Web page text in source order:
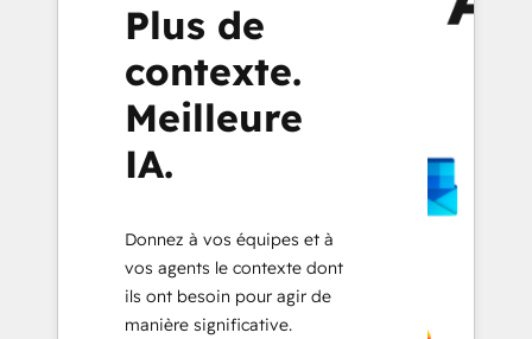
Plus de
contexte.
Meilleure
IA.
Donnez à vos équipes et à
vos agents le contexte dont
ils ont besoin pour agir de
manière significative.